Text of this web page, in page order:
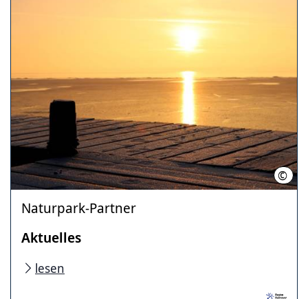
©
Naturpark-Partner
Aktuelles
lesen